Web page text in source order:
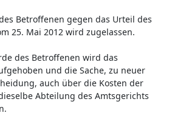
Betroffenen gegen das Urteil des
25. Mai 2012 wird zugelassen.
des Betroffenen wird das
und die Sache, zu neuer
auch über die Kosten der
Abteilung des Amtsgerichts